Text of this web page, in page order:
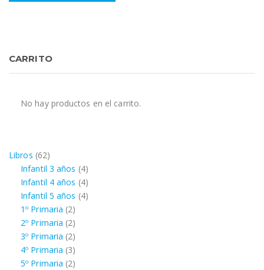
CARRITO
No hay productos en el carrito.
Libros 6262
productos
Infantil 3 años 44
productos
Infantil 4 años 44
productos
Infantil 5 años 44
1º Primaria 22
productos
2º Primaria 22
productos
3º Primaria 22
productos
4º Primaria 33
productos
5º Primaria 22